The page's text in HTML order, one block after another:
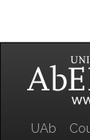
UAb